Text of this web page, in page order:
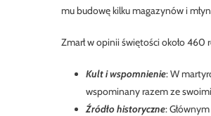
mu budowę kilku magazynów i
Zmarł w opinii świętości około 460
Kult i wspomnienie: W
wspominany razem ze
Źródło historyczne: